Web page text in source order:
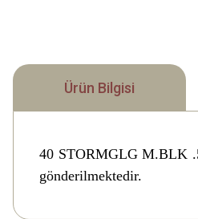
Ürün Bilgisi
40 STORMGLG M.BLK
gönderilmektedir.